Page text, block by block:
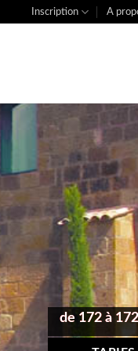
Inscription A
de 172 à